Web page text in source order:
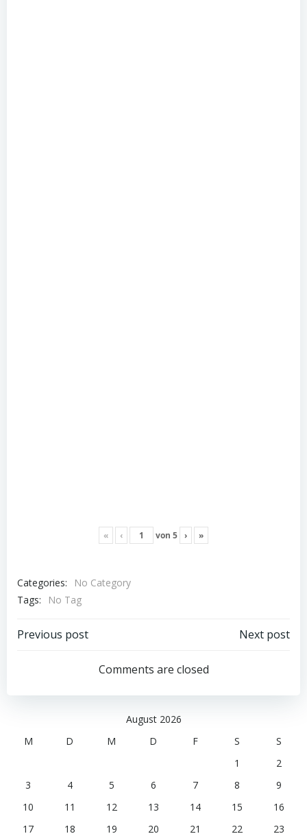
« ‹ von 5 › »
Categories:
No Category
Tags:
No Tag
Post
navigation
Previous post
navigation
Next post
Comments are closed
August 2026
M
D M D F S
S
1
2
3
4 5 6 7 8
9
10
11 12 13 14 15
16
17
18 19 20 21 22
23